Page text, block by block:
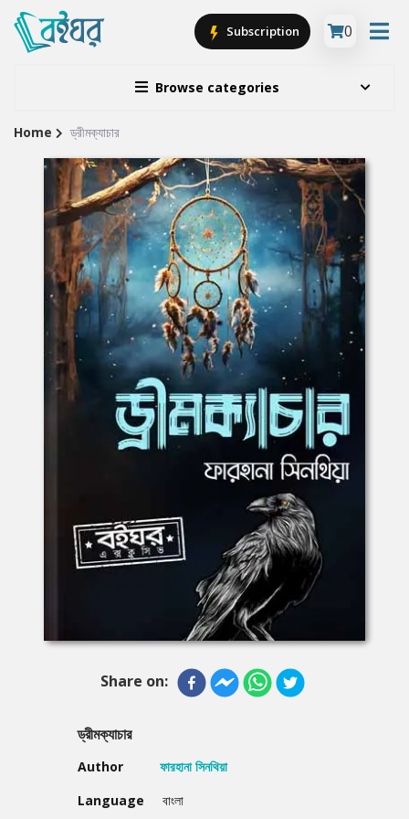
Browse categories
Subscription 0
Site
Breadcrumb
Home ড্রীমক্যাচার
Share on:
ড্রীমক্যাচার
Author
ফারহানা সিনথিয়া
Language
বাংলা